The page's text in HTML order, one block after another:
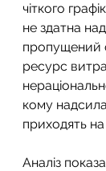
чіткого
не здатна
пропущений
ресурс
кому
приходять на
Аналіз